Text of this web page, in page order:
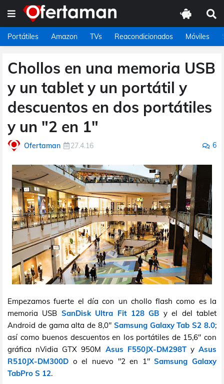
Portátiles Amazon TVs Reacondicionados Móviles
Chollos en una memoria USB
y un tablet y un portátil y
descuentos en dos portátiles
y un "2 en 1"
Ofertaman 27.4.16 6
Empezamos fuerte el día con un chollo flash como es la
memoria USB SanDisk Ultra Fit 128 GB y el del tablet
Android de gama alta de 8,0" Samsung Galaxy Tab S2 8.0;
así como buenos descuentos en los portátiles de 15,6" con
gráfica nVidia GTX 950M Asus F550JX-DM298TyAsus
R510JX-DM300D o el nuevo "2 en 1"Samsung Galaxy
TabPro S 12.